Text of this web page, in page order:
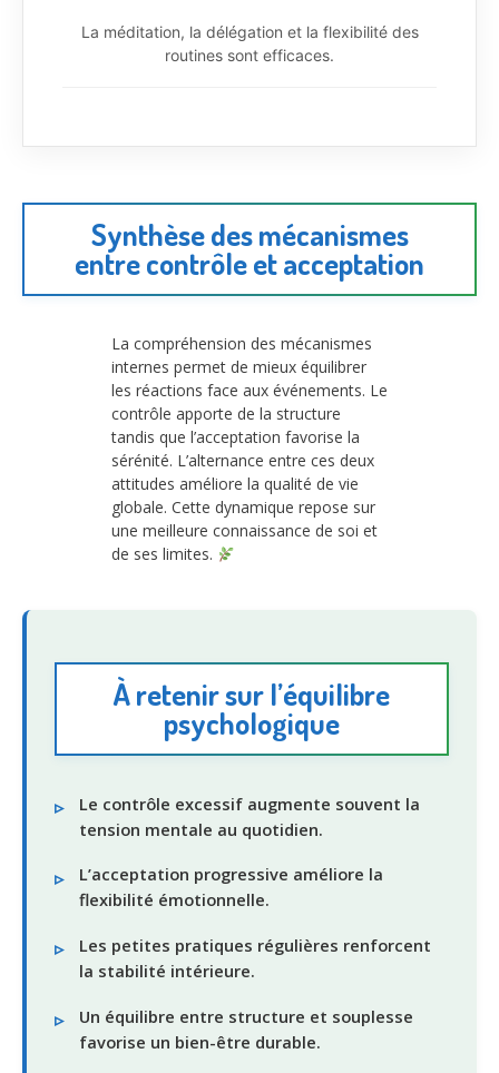
La méditation, la délégation et la flexibilité des
routines sont efficaces.
Synthèse des mécanismes
entre contrôle et acceptation
La compréhension des mécanismes
internes permet de mieux équilibrer
les réactions face aux événements. Le
contrôle apporte de la structure
tandis que l’acceptation favorise la
sérénité. L’alternance entre ces deux
attitudes améliore la qualité de vie
globale. Cette dynamique repose sur
une meilleure connaissance de soi et
de ses limites.
À retenir sur l’équilibre
psychologique
Le contrôle excessif augmente souvent la
tension mentale au quotidien.
L’acceptation progressive améliore la
flexibilité émotionnelle.
Les petites pratiques régulières renforcent
la stabilité intérieure.
Un équilibre entre structure et souplesse
favorise un bien-être durable.